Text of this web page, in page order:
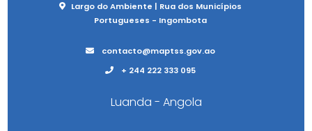
Largo do Ambiente | Rua dos Municípios
Portugueses - Ingombota
contacto@maptss.gov.ao
+ 244 222 333 095
Luanda - Angola